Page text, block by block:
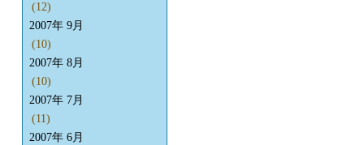
(12)
2007年 9月
(10)
2007年 8月
(10)
2007年 7月
(11)
2007年 6月